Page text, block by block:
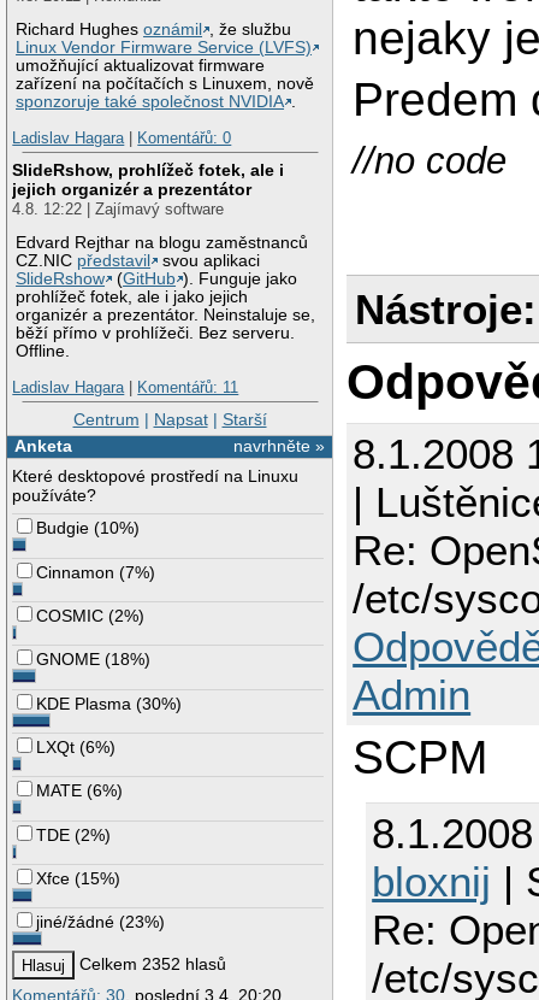
Richard Hughesoznámil
, že službu
Linux Vendor Firmware Service (LVFS)
umožňující aktualizovat firmware
zařízení na počítačích s Linuxem, nově
sponzoruje také společnost NVIDIA .
Ladislav Hagara| Komentářů: 0
SlideRshow, prohlížeč fotek, ale i
jejich organizér a prezentátor
4.8. 12:22 | Zajímavý software
Edvard Rejthar na blogu zaměstnanců
CZ.NIC představil
svou aplikaci
SlideRshow
(GitHub ). Funguje jako
prohlížeč fotek, ale i jako jejich
organizér a prezentátor. Neinstaluje se,
běží přímo v prohlížeči. Bez serveru.
Offline.
Ladislav Hagara| Komentářů: 11
Centrum | Napsat| Starší
navrhněte »
Anketa
Které desktopové prostředí na Linuxu
používáte?
Budgie (10%)
Cinnamon (7%)
COSMIC (2%)
GNOME (18%)
KDE Plasma (30%)
LXQt (6%)
MATE (6%)
TDE (2%)
Xfce (15%)
jiné/žádné (23%)
Celkem 2352 hlasů
Komentářů: 30 , poslední 3.4. 20:20
nejaky
Predem
//no code
Nástroje:
8.1.2008
|
Re:
/etc/
Admin
SCPM
bloxnij |
Re:
/etc/